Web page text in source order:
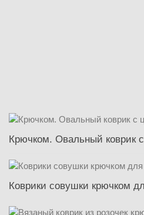
Крючком. Овальный коврик
Коврики совушки крючком